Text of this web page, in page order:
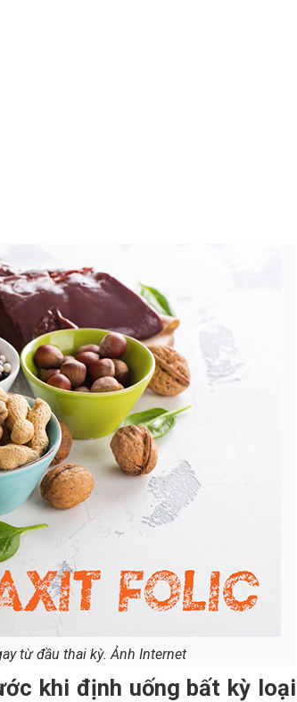
từ đầu thai kỳ. Ảnh Internet
khi định uống bất kỳ loại